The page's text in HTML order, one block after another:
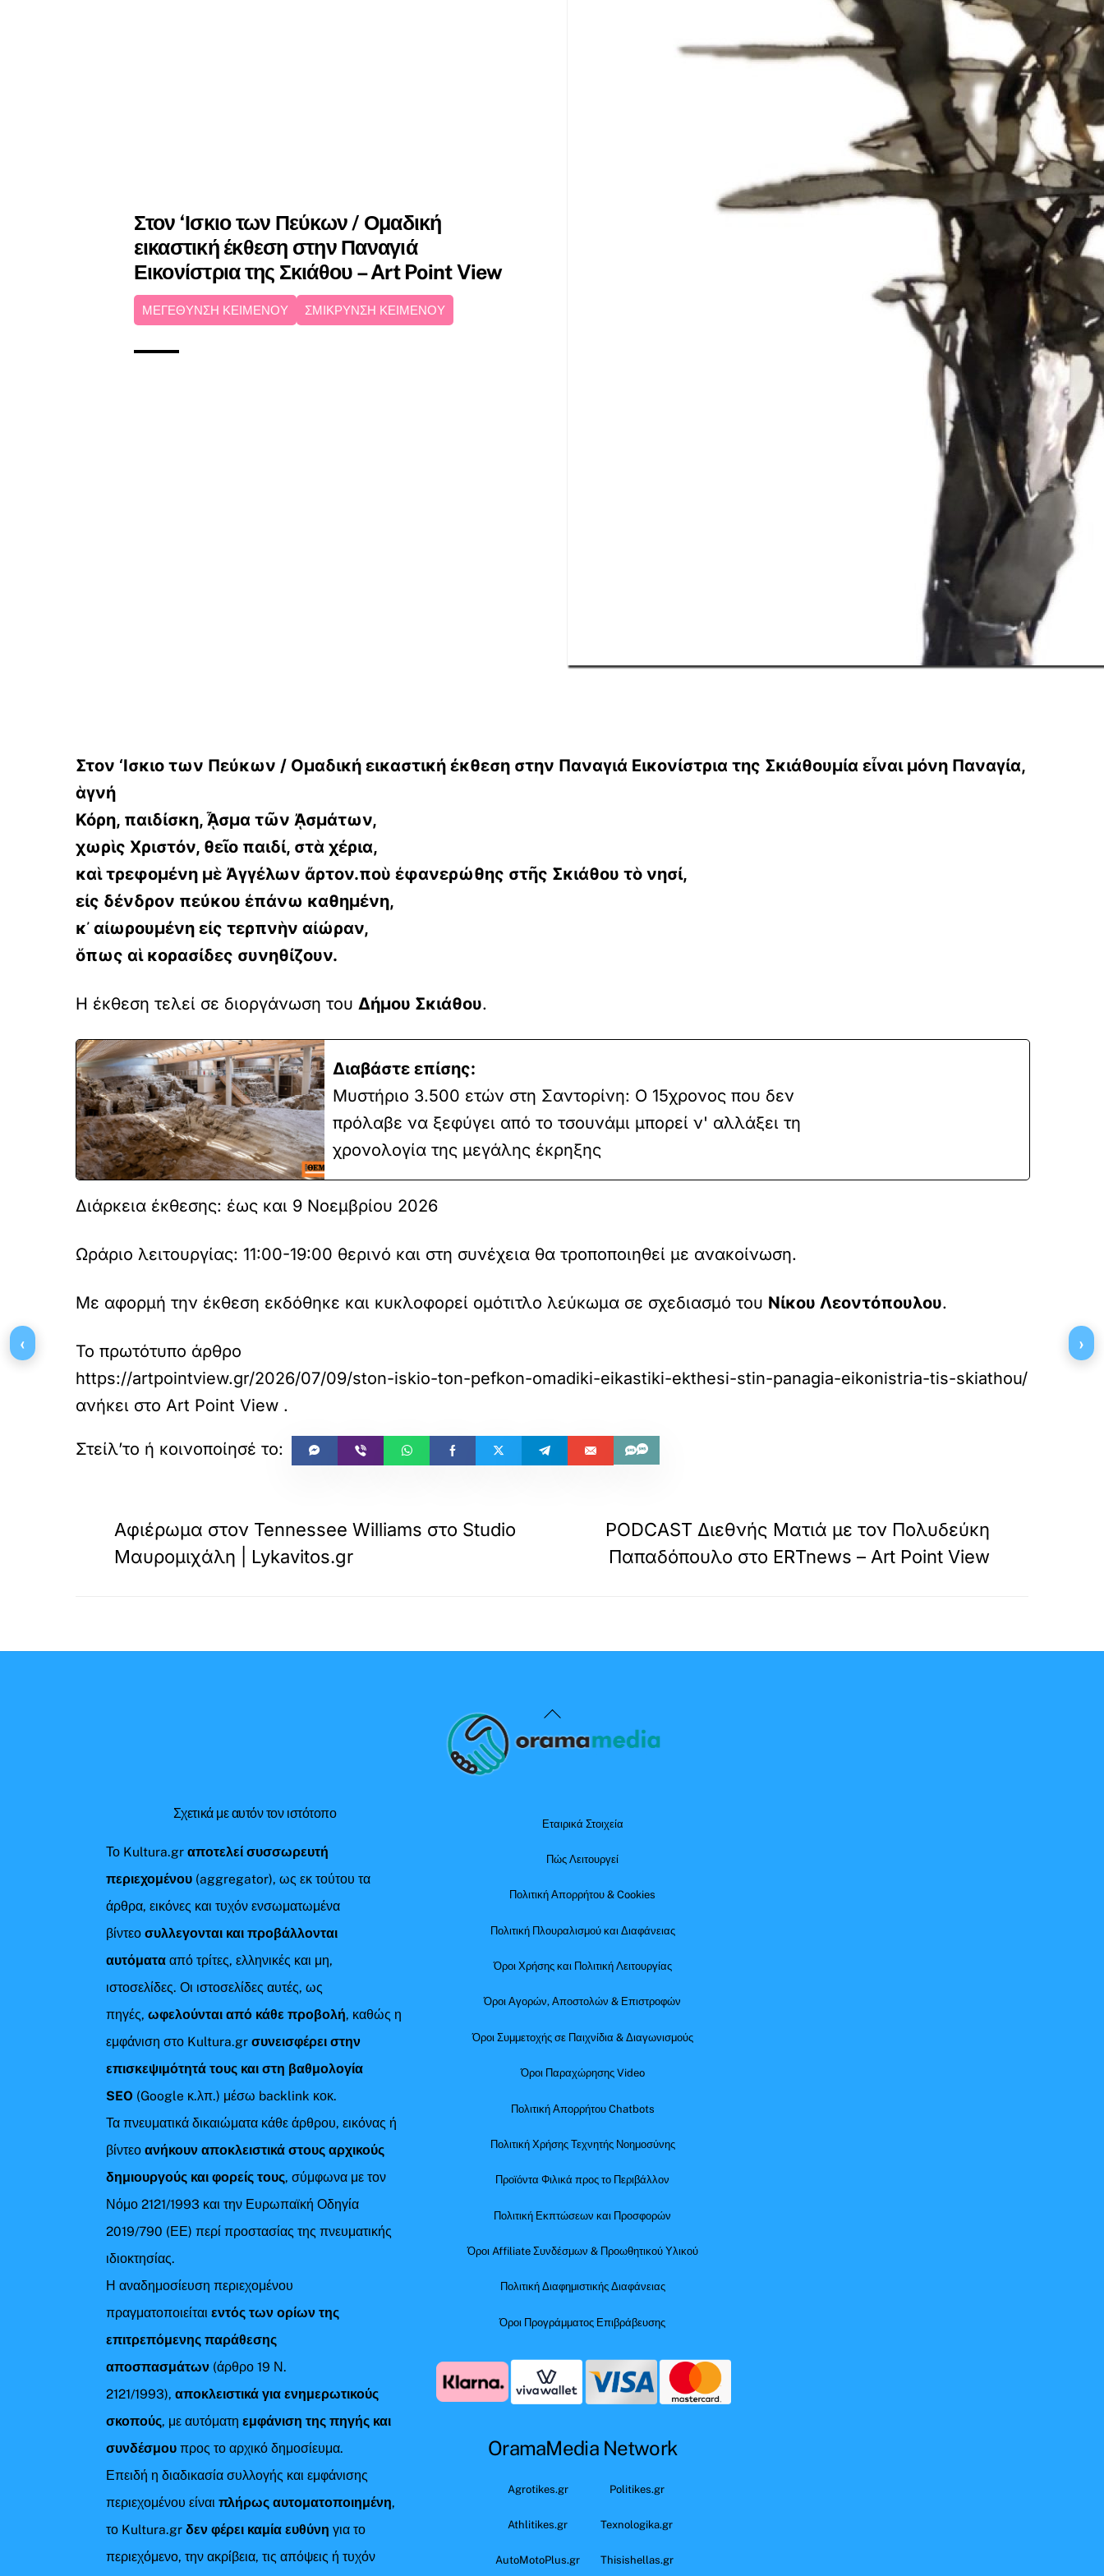
Στον ‘Ισκιο των Πεύκων / Ομαδική
εικαστική έκθεση στην Παναγιά
Εικονίστρια της Σκιάθου – Art Point View
ΜΕΓΕΘΥΝΣΗ ΚΕΙΜΕΝΟΥ ΣΜΙΚΡΥΝΣΗ ΚΕΙΜΕΝΟΥ
Στον ‘Ισκιο των Πεύκων / Ομαδική εικαστική έκθεση στην Παναγιά Εικονίστρια της Σκιάθουμία εἶναι μόνη Παναγία,
ἁγνή
Κόρη, παιδίσκη, ᾎσμα τῶν ᾈσμάτων,
χωρὶς Χριστόν, θεῖο παιδί, στὰ χέρια,
καὶ τρεφομένη μὲ Ἀγγέλων ἄρτον.ποὺ ἐφανερώθης στῆς Σκιάθου τὸ νησί,
εἰς δένδρον πεύκου ἐπάνω καθημένη,
κ᾿ αἰωρουμένη εἰς τερπνὴν αἰώραν,
ὅπως αἱ κορασίδες συνηθίζουν.
Η έκθεση τελεί σε διοργάνωση του Δήμου Σκιάθου.
Διαβάστε επίσης:
Μυστήριο 3.500 ετών στη Σαντορίνη: Ο 15χρονος που δεν
πρόλαβε να ξεφύγει από το τσουνάμι μπορεί ν' αλλάξει τη
χρονολογία της μεγάλης έκρηξης
Διάρκεια έκθεσης: έως και 9 Νοεμβρίου 2026
Ωράριο λειτουργίας: 11:00-19:00 θερινό και στη συνέχεια θα τροποποιηθεί με ανακοίνωση.
Με αφορμή την έκθεση εκδόθηκε και κυκλοφορεί ομότιτλο λεύκωμα σε σχεδιασμό του Νίκου Λεοντόπουλου.
Το πρωτότυπο άρθρο
https://artpointview.gr/2026/07/09/ston-iskio-ton-pefkon-omadiki-eikastiki-ekthesi-stin-panagia-eikonistria-tis-skiathou/
ανήκει στο Art Point View .
Αφιέρωμα στον Tennessee Williams στο Studio
Μαυρομιχάλη | Lykavitos.gr
PODCAST Διεθνής Ματιά με τον Πολυδεύκη
Παπαδόπουλο στο ERTnews – Art Point View
Back
To
Σχετικά με αυτόν τον ιστότοπο
Το Kultura.grαποτελεί συσσωρευτή
περιεχομένου (aggregator), ως εκ τούτου τα
άρθρα, εικόνες και τυχόν ενσωματωμένα
βίντεοσυλλεγονται και προβάλλονται
αυτόματααπό τρίτες, ελληνικές και μη,
ιστοσελίδες. Οι ιστοσελίδες αυτές, ως
πηγές,ωφελούνται από κάθε προβολή, καθώς η
εμφάνιση στο Kultura.gr συνεισφέρει στην
επισκεψιμότητά τους και στη βαθμολογία
SEO (Google κ.λπ.) μέσω backlink κοκ.
Τα πνευματικά δικαιώματα κάθε άρθρου, εικόνας ή
βίντεοανήκουν αποκλειστικά στους αρχικούς
δημιουργούς και φορείς τους, σύμφωνα με τον
Νόμο 2121/1993 και την Ευρωπαϊκή Οδηγία
2019/790 (ΕΕ) περί προστασίας της πνευματικής
ιδιοκτησίας.
Η αναδημοσίευση περιεχομένου
πραγματοποιείταιεντός των ορίων της
επιτρεπόμενης παράθεσης
αποσπασμάτων (άρθρο 19 Ν.
2121/1993), αποκλειστικά για ενημερωτικούς
σκοπούς, με αυτόματηεμφάνιση της πηγής και
συνδέσμου προς το αρχικό δημοσίευμα.
Επειδή η διαδικασία συλλογής και εμφάνισης
περιεχομένου είναιπλήρως αυτοματοποιημένη,
το Kultura.grδεν φέρει καμία ευθύνη για το
περιεχόμενο, την ακρίβεια, τις απόψεις ή τυχόν
Εταιρικά Στοιχεία
Πώς Λειτουργεί
Πολιτική Απορρήτου & Cookies
Πολιτική Πλουραλισμού και Διαφάνειας
Όροι Χρήσης και Πολιτική Λειτουργίας
Όροι Αγορών, Αποστολών & Επιστροφών
Όροι Συμμετοχής σε Παιχνίδια & Διαγωνισμούς
Όροι Παραχώρησης Video
Πολιτική Απορρήτου Chatbots
Πολιτική Χρήσης Τεχνητής Νοημοσύνης
Προϊόντα Φιλικά προς το Περιβάλλον
Πολιτική Εκπτώσεων και Προσφορών
Όροι Affiliate Συνδέσμων & Προωθητικού Υλικού
Πολιτική Διαφημιστικής Διαφάνειας
Όροι Προγράμματος Επιβράβευσης
OramaMedia Network
Agrotikes.gr Politikes.gr
Athlitikes.gr Texnologika.gr
AutoMotoPlus.gr Thisishellas.gr
‹ ›